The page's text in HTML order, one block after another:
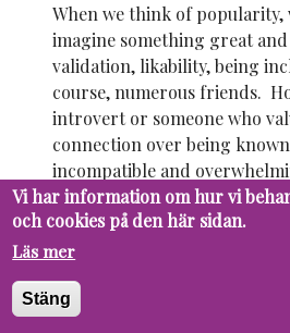
When we think of popularity,
imagine something great
validation, likability, being
course, numerous friends.
introvert or someone who
connection over being
incompatible and
popular seems...
Vi har information om hur vi
och cookies på den här sidan.
Läs mer
Stäng